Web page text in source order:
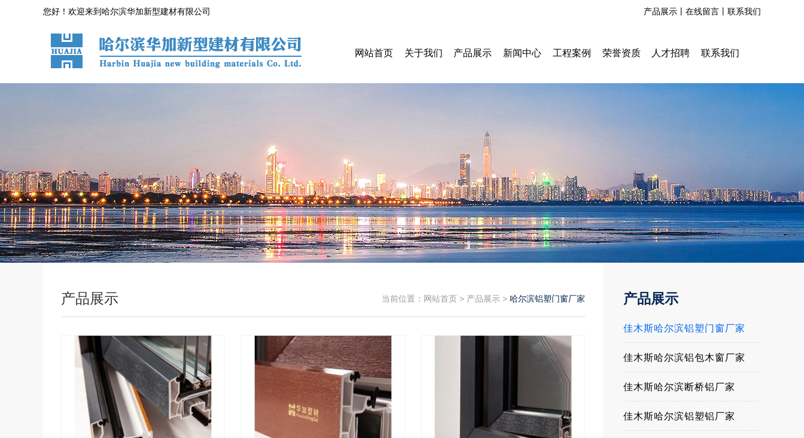
您好！欢迎来到哈尔滨华加新型建材有限公司 产品展示丨 在线留言丨 联系我们
网站首页 关于我们 产品展示 新闻中心 工程案例 荣誉资质 人才招聘 联系我们
产品展示 当前位置： 网站首页 > 产品展示 > 哈尔滨铝塑门窗厂家 产品展示
佳木斯哈尔滨铝塑门窗厂家
佳木斯哈尔滨铝包木窗厂家
佳木斯哈尔滨断桥铝厂家
佳木斯哈尔滨铝塑铝厂家